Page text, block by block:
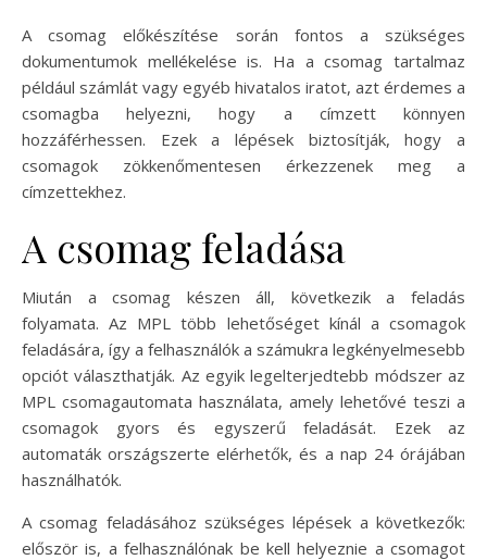
A csomag előkészítése során fontos a szükséges
dokumentumok mellékelése is. Ha a csomag tartalmaz
például számlát vagy egyéb hivatalos iratot, azt érdemes a
csomagba helyezni, hogy a címzett könnyen
hozzáférhessen. Ezek a lépések biztosítják, hogy a
csomagok zökkenőmentesen érkezzenek meg a
címzettekhez.
A csomag feladása
Miután a csomag készen áll, következik a feladás
folyamata. Az MPL több lehetőséget kínál a csomagok
feladására, így a felhasználók a számukra legkényelmesebb
opciót választhatják. Az egyik legelterjedtebb módszer az
MPL csomagautomata használata, amely lehetővé teszi a
csomagok gyors és egyszerű feladását. Ezek az
automaták országszerte elérhetők, és a nap 24 órájában
használhatók.
A csomag feladásához szükséges lépések a következők:
először is, a felhasználónak be kell helyeznie a csomagot